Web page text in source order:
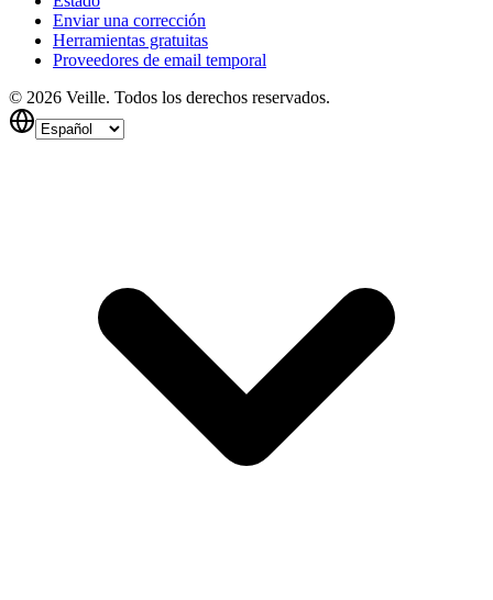
Enviar una corrección
Herramientas gratuitas
Proveedores de email temporal
© 2026 Veille. Todos los derechos reservados.